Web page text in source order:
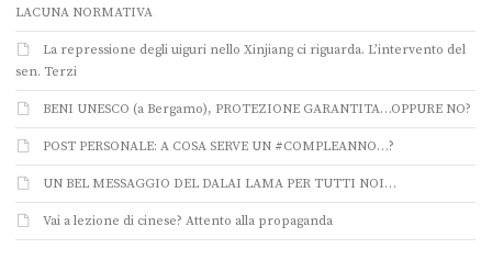
LACUNA NORMATIVA
La repressione degli uiguri nello Xinjiang ci riguarda. L’intervento del
sen. Terzi
BENI UNESCO (a Bergamo), PROTEZIONE GARANTITA…OPPURE NO?
POST PERSONALE: A COSA SERVE UN #COMPLEANNO…?
UN BEL MESSAGGIO DEL DALAI LAMA PER TUTTI NOI…
Vai a lezione di cinese? Attento alla propaganda